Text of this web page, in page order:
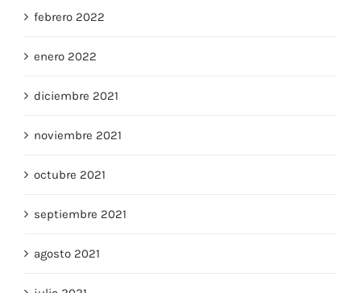
febrero 2022
enero 2022
diciembre 2021
noviembre 2021
octubre 2021
septiembre 2021
agosto 2021